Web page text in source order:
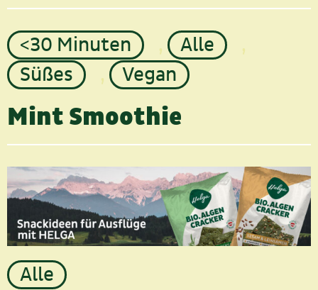
<30 Minuten , Alle
,
Süßes
, Vegan
Mint Smoothie
Alle